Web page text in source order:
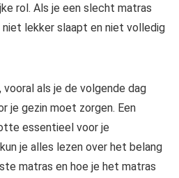
rol. Als je een slecht matras
lekker slaapt en niet volledig
vooral als je de volgende dag
je gezin moet zorgen. Een
essentieel voor je
je alles lezen over het belang
matras en hoe je het matras